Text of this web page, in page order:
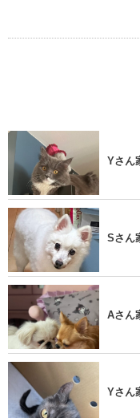
Yさん
Sさん
Aさん
Yさん